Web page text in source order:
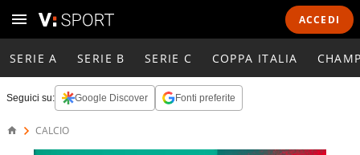
ACCEDI
SERIE A SERIE B SERIE C COPPA ITALIA
Seguici su: Google Discover Fonti preferite
CALCIO